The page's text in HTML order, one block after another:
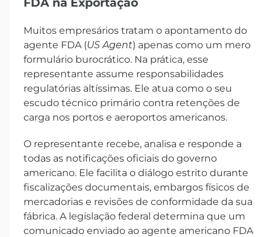
Muitos empresários tratam o apontamento do
agente FDA (US Agent) apenas como um mero
formulário burocrático. Na prática, esse
representante assume responsabilidades
regulatórias altíssimas. Ele atua como o seu
escudo técnico primário contra retenções de
carga nos portos e aeroportos americanos.
O representante recebe, analisa e responde a
todas as notificações oficiais do governo
americano. Ele facilita o diálogo estrito durante
fiscalizações documentais, embargos físicos de
mercadorias e revisões de conformidade da sua
fábrica. A legislação federal determina que um
comunicado enviado ao agente americano FDA